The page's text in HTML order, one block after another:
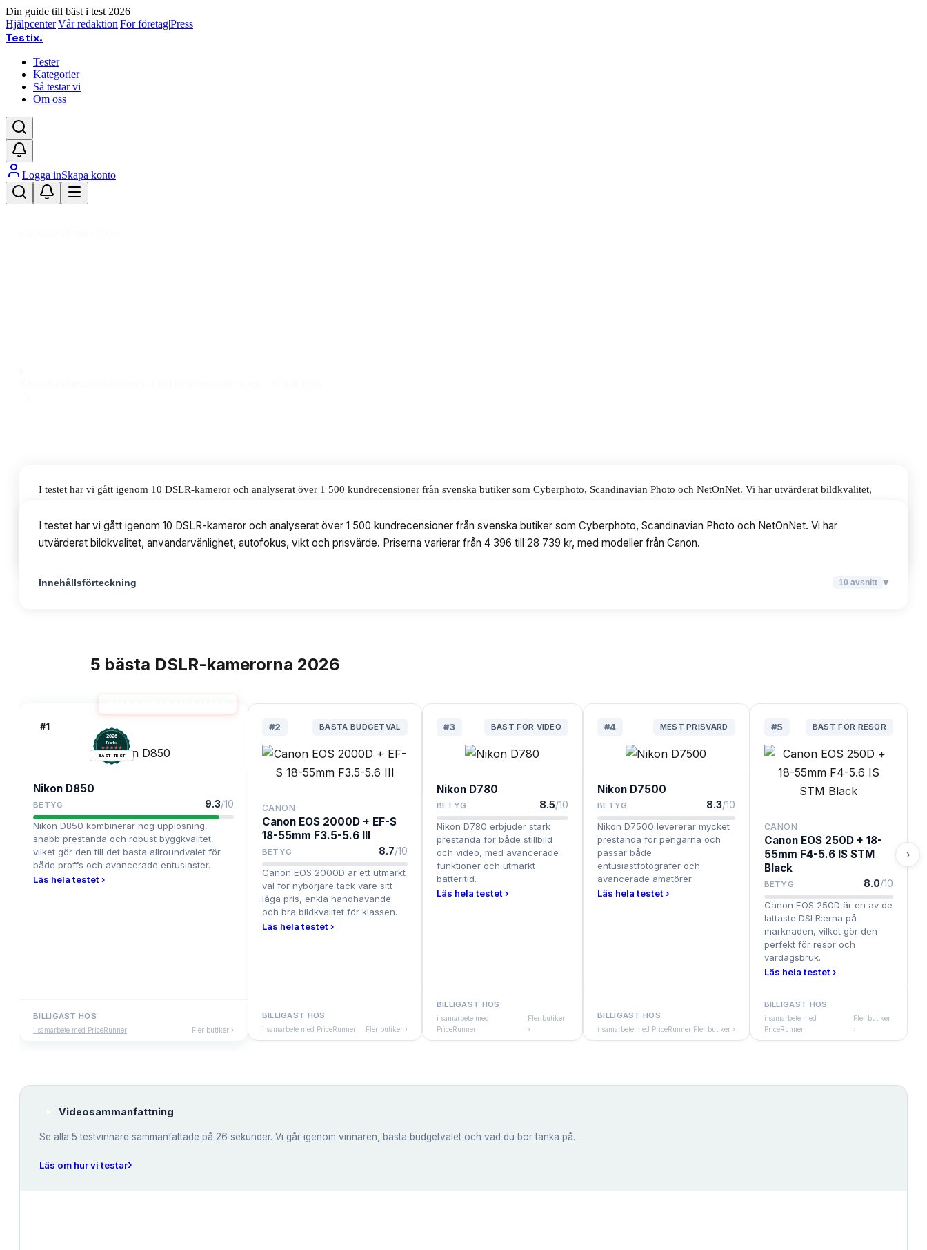
Din guide till bäst i test 2026
Hjälpcenter|Vår redaktion|För företag|Press
Testix.
Tester
Kategorier
Så testar vi
Om oss
Logga inSkapa konto
I testet har vi gått igenom 10 DSLR-kameror och analyserat över 1 500 kundrecensioner från svenska butiker som Cyberphoto, Scandinavian Photo och NetOnNet. Vi har utvärderat bildkvalitet,
Innehållsförteckning
I testet har vi gått igenom 10 DSLR-kameror och analyserat över 1 500 kundrecensioner från svenska butiker som Cyberphoto, Scandinavian Photo och NetOnNet. Vi har
utvärderat bildkvalitet, användarvänlighet, autofokus, vikt och prisvärde. Priserna varierar från 4 396 till 28 739 kr, med modeller från Canon.
Innehållsförteckning 10 avsnitt ▾
5 bästa DSLR-kamerorna 2026
#1
2026
Testix.
BÄST I TEST
Nikon D850
BETYG 9.3/10
Nikon D850 kombinerar hög upplösning,
snabb prestanda och robust byggkvalitet,
vilket gör den till det bästa allroundvalet för
både proffs och avancerade entusiaster.
Läs hela testet ›
BILLIGAST HOS
i samarbete med PriceRunner Fler butiker ›
#2 BÄSTA BUDGETVAL
CANON
Canon EOS 2000D + EF-S
18-55mm F3.5-5.6 III
BETYG 8.7/10
Canon EOS 2000D är ett utmärkt
val för nybörjare tack vare sitt
låga pris, enkla handhavande
och bra bildkvalitet för klassen.
Läs hela testet ›
BILLIGAST HOS
i samarbete med PriceRunner Fler butiker ›
#3 BÄST FÖR VIDEO
Nikon D780
BETYG 8.5/10
Nikon D780 erbjuder stark
prestanda för både stillbild
och video, med avancerade
funktioner och utmärkt
batteritid.
Läs hela testet ›
BILLIGAST HOS
i samarbete med
PriceRunner
Fler butiker
›
#4 MEST PRISVÄRD
Nikon D7500
BETYG 8.3/10
Nikon D7500 levererar mycket
prestanda för pengarna och
passar både
entusiastfotografer och
avancerade amatörer.
Läs hela testet ›
BILLIGAST HOS
i samarbete med PriceRunner Fler butiker ›
#5 BÄST FÖR RESOR
CANON
Canon EOS 250D + 18-
55mm F4-5.6 IS STM
Black
BETYG 8.0/10
Canon EOS 250D är en av de
lättaste DSLR:erna på
marknaden, vilket gör den
perfekt för resor och
vardagsbruk.
Läs hela testet ›
BILLIGAST HOS
i samarbete med
PriceRunner
Fler butiker
›
›
Videosammanfattning
Se alla 5 testvinnare sammanfattade på 26 sekunder. Vi går igenom vinnaren, bästa budgetvalet och vad du bör tänka på.
Läs om hur vi testar›